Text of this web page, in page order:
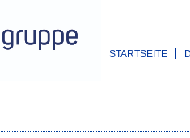
STARTSEITE